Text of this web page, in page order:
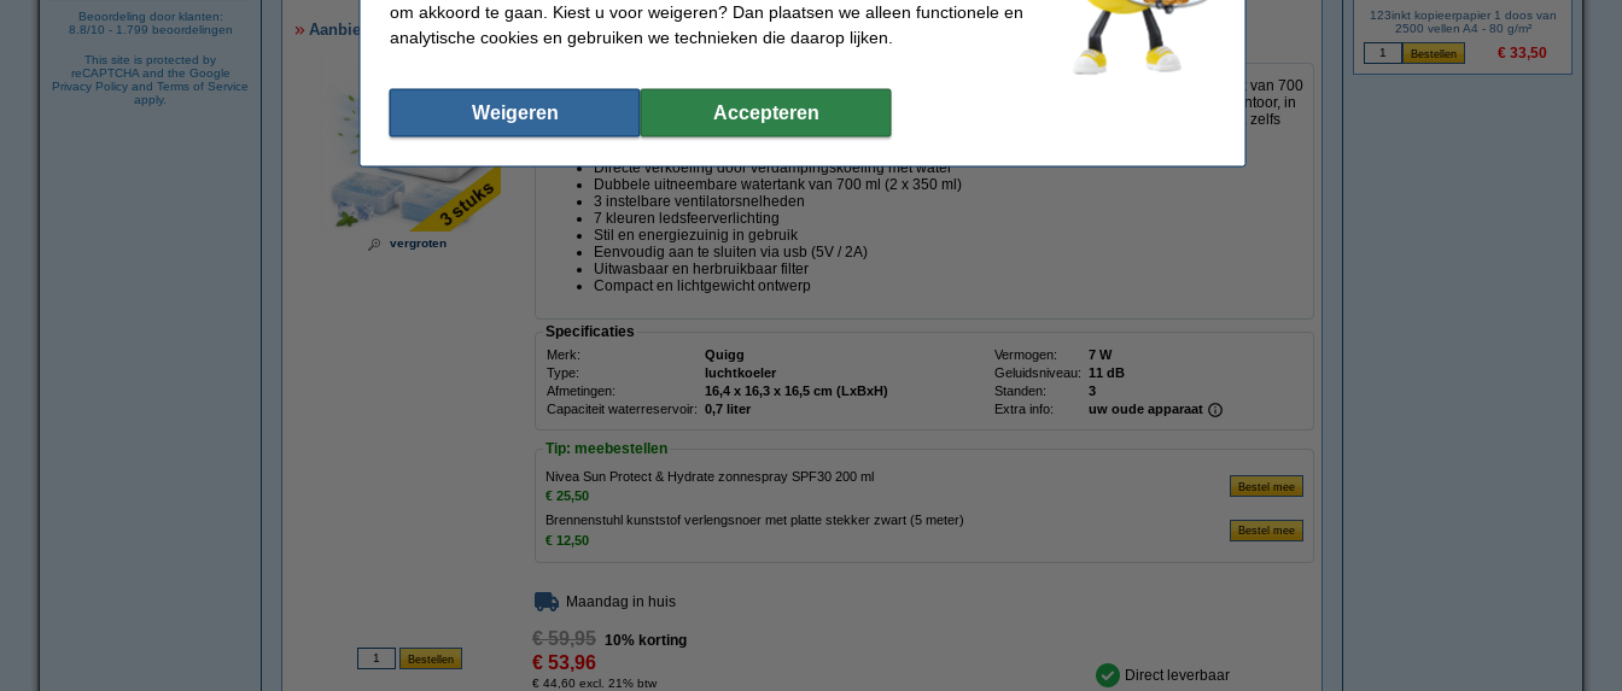
Beoordeling door klanten:
8.8/10 - 1.799 beoordelingen
This site is protected by
reCAPTCHA and the Google
Privacy Policy and Terms of Service
apply.
Aanbieding: 3x QUIGG mini luchtkoeler met ledverlichting
vergroten
Blijf overal koel met deze compacte luchtkoeler met ledverlichting van Quigg. Dankzij de dubbele watertank van 700
ml, drie instelbare ventilatorsnelheden en sfeervolle ledverlichting is deze aircooler ideaal voor thuis, op kantoor, in
de slaapkamer of onderweg. Het energiezuinige ontwerp en de stille werking zorgen voor optimaal comfort, zelfs
tijdens warme zomerdagen.
Directe verkoeling door verdampingskoeling met water
Dubbele uitneembare watertank van 700 ml (2 x 350 ml)
3 instelbare ventilatorsnelheden
7 kleuren ledsfeerverlichting
Stil en energiezuinig in gebruik
Eenvoudig aan te sluiten via usb (5V / 2A)
Uitwasbaar en herbruikbaar filter
Compact en lichtgewicht ontwerp
Specificaties
Merk: Quigg Vermogen:
7 W
Type:
luchtkoeler Geluidsniveau: 11 dB
Afmetingen:
16,4 x 16,3 x 16,5 cm (LxBxH) Standen:
3
Capaciteit waterreservoir: 0,7 liter Extra info: uw oude apparaat
Tip: meebestellen
Nivea Sun Protect & Hydrate zonnespray SPF30 200 ml
€ 25,50
Brennenstuhl kunststof verlengsnoer met platte stekker zwart (5 meter)
€ 12,50
Maandag in huis
€ 59,95 10% korting
€ 53,96
€ 44,60 excl. 21% btw Direct leverbaar
123inkt kopieerpapier 1 doos van
2500 vellen A4 - 80 g/m²
€ 33,50
om akkoord te gaan. Kiest u voor weigeren? Dan plaatsen we alleen functionele en
analytische cookies en gebruiken we technieken die daarop lijken.
Weigeren Accepteren